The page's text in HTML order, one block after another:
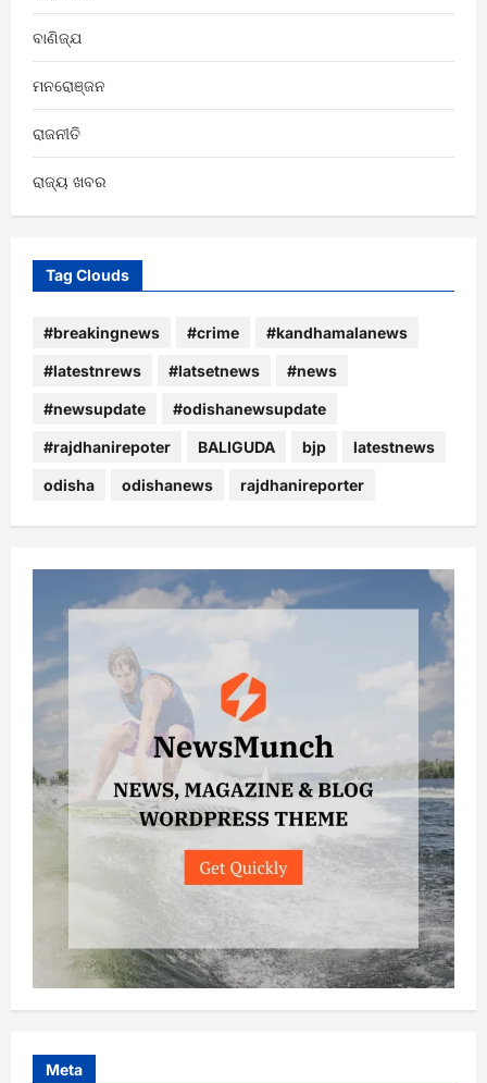
ବାଣିଜ୍ଯ
ମନରୋଞ୍ଜନ
ରାଜନୀତି
ରାଜ୍ୟ ଖବର
Tag Clouds
#breakingnews #crime #kandhamalanews
#latestnrews #latsetnews #news
#newsupdate #odishanewsupdate
#rajdhanirepoter BALIGUDA bjp latestnews
odisha odishanews rajdhanireporter
Meta